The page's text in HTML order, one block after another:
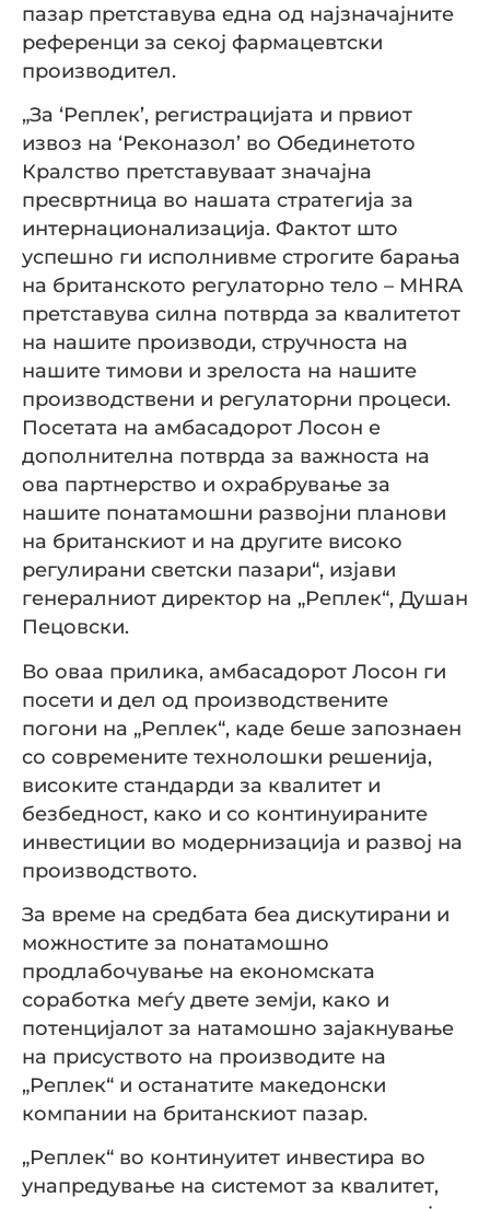
пазар претставува една од најзначајните
референци за секој фармацевтски
производител.
„За ‘Реплек’, регистрацијата и првиот
извоз на ‘Реконазол’ во Обединетото
Кралство претставуваат значајна
пресвртница во нашата стратегија за
интернационализација. Фактот што
успешно ги исполнивме строгите барања
на британското регулаторно тело – MHRA
претставува силна потврда за квалитетот
на нашите производи, стручноста на
нашите тимови и зрелоста на нашите
производствени и регулаторни процеси.
Посетата на амбасадорот Лосон е
дополнителна потврда за важноста на
ова партнерство и охрабрување за
нашите понатамошни развојни планови
на британскиот и на другите високо
регулирани светски пазари“, изјави
генералниот директор на „Реплек“, Душан
Пецовски.
Во оваа прилика, амбасадорот Лосон ги
посети и дел од производствените
погони на „Реплек“, каде беше запознаен
со современите технолошки решенија,
високите стандарди за квалитет и
безбедност, како и со континуираните
инвестиции во модернизација и развој на
производството.
За време на средбата беа дискутирани и
можностите за понатамошно
продлабочување на економската
соработка меѓу двете земји, како и
потенцијалот за натамошно зајакнување
на присуството на производите на
„Реплек“ и останатите македонски
компании на британскиот пазар.
„Реплек“ во континуитет инвестира во
унапредување на системот за квалитет,